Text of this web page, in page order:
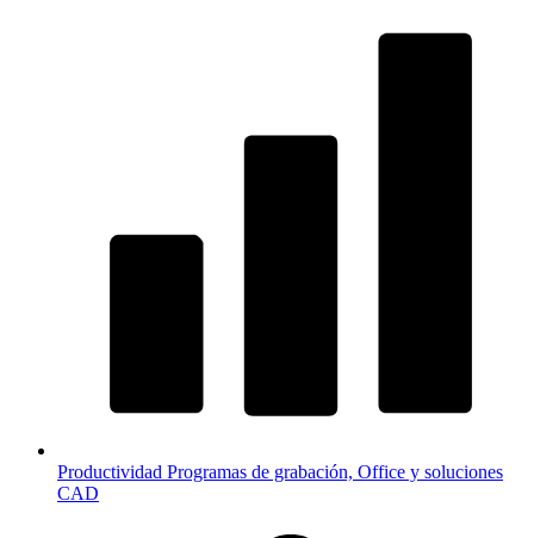
Productividad Programas de grabación, Office y soluciones
CAD